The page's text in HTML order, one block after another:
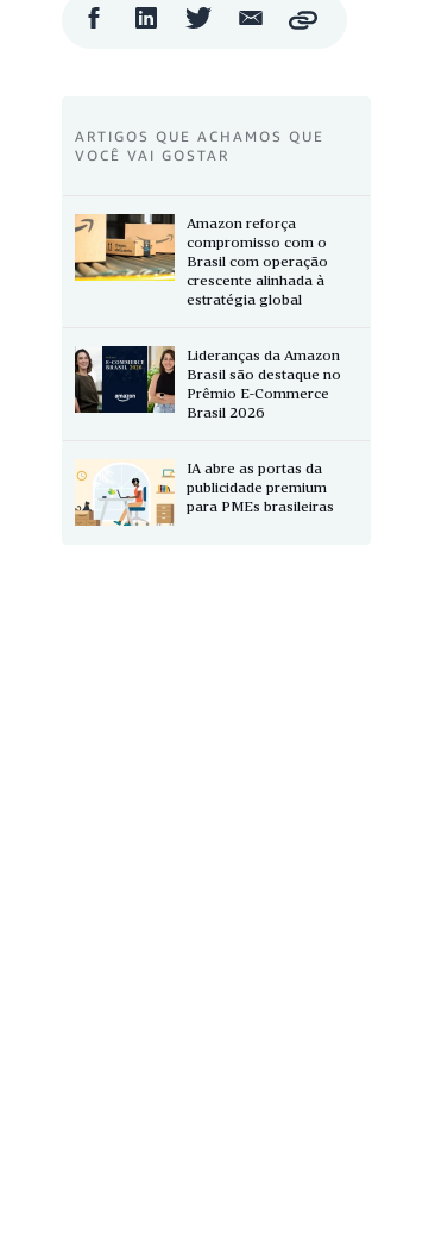
CompartilharCompartilharCompartilharCompartilhar
Copy
ARTIGOS QUE ACHAMOS QUE
VOCÊ VAI GOSTAR
Amazon reforça
compromisso com o
Brasil com operação
crescente alinhada à
estratégia global
Lideranças da Amazon
Brasil são destaque no
Prêmio E-Commerce
Brasil 2026
IA abre as portas da
publicidade premium
para PMEs brasileiras